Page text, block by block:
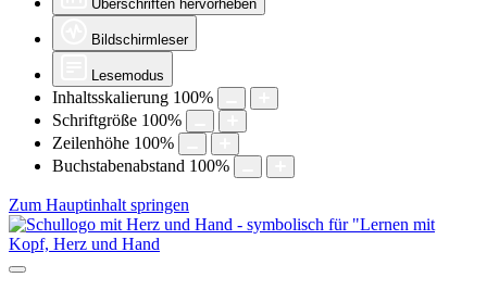
Überschriften hervorheben
Bildschirmleser
Lesemodus
Inhaltsskalierung 100%
Schriftgröße 100%
Zeilenhöhe 100%
Buchstabenabstand 100%
Zum Hauptinhalt springen